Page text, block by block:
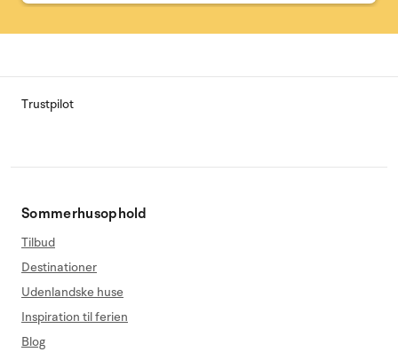
Trustpilot
Sommerhusophold
Tilbud
Destinationer
Udenlandske huse
Inspiration til ferien
Blog